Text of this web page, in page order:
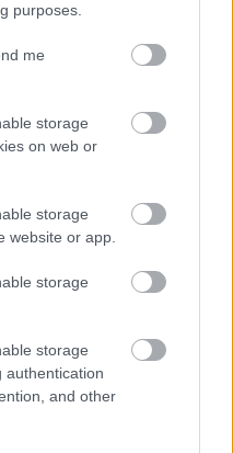
purposes.
me
storage
on web or
storage
website or app.
storage
storage
authentication
and other
hogy szinte észre sem
a blogom. Az első
május 19-én ...